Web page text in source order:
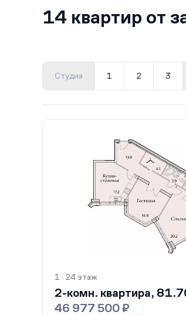
14 квартир от
Студия 1 2 3
Все корпуса 114 кв. Сдан
1 · 24 этаж
2-комн. квартира,
46 977 500 ₽